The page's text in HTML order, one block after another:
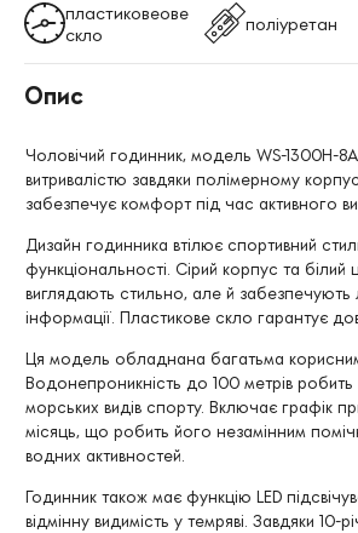
пластиковеове
скло
поліуретан
Опис
Чоловічий годинник, модель WS-1300H-
витривалістю завдяки полімерному
забезпечує комфорт під час активного
Дизайн годинника втілює спортивний
функціональності. Сірий корпус та білий
виглядають стильно, але й забезпечують
інформації. Пластикове скло гарантує
Ця модель обладнана багатьма
Водонепроникність до 100 метрів
морських видів спорту. Включає графік
місяць, що робить його незамінним
водних активностей.
Годинник також має функцію LED
відмінну видимість у темряві. Завдяки 10-